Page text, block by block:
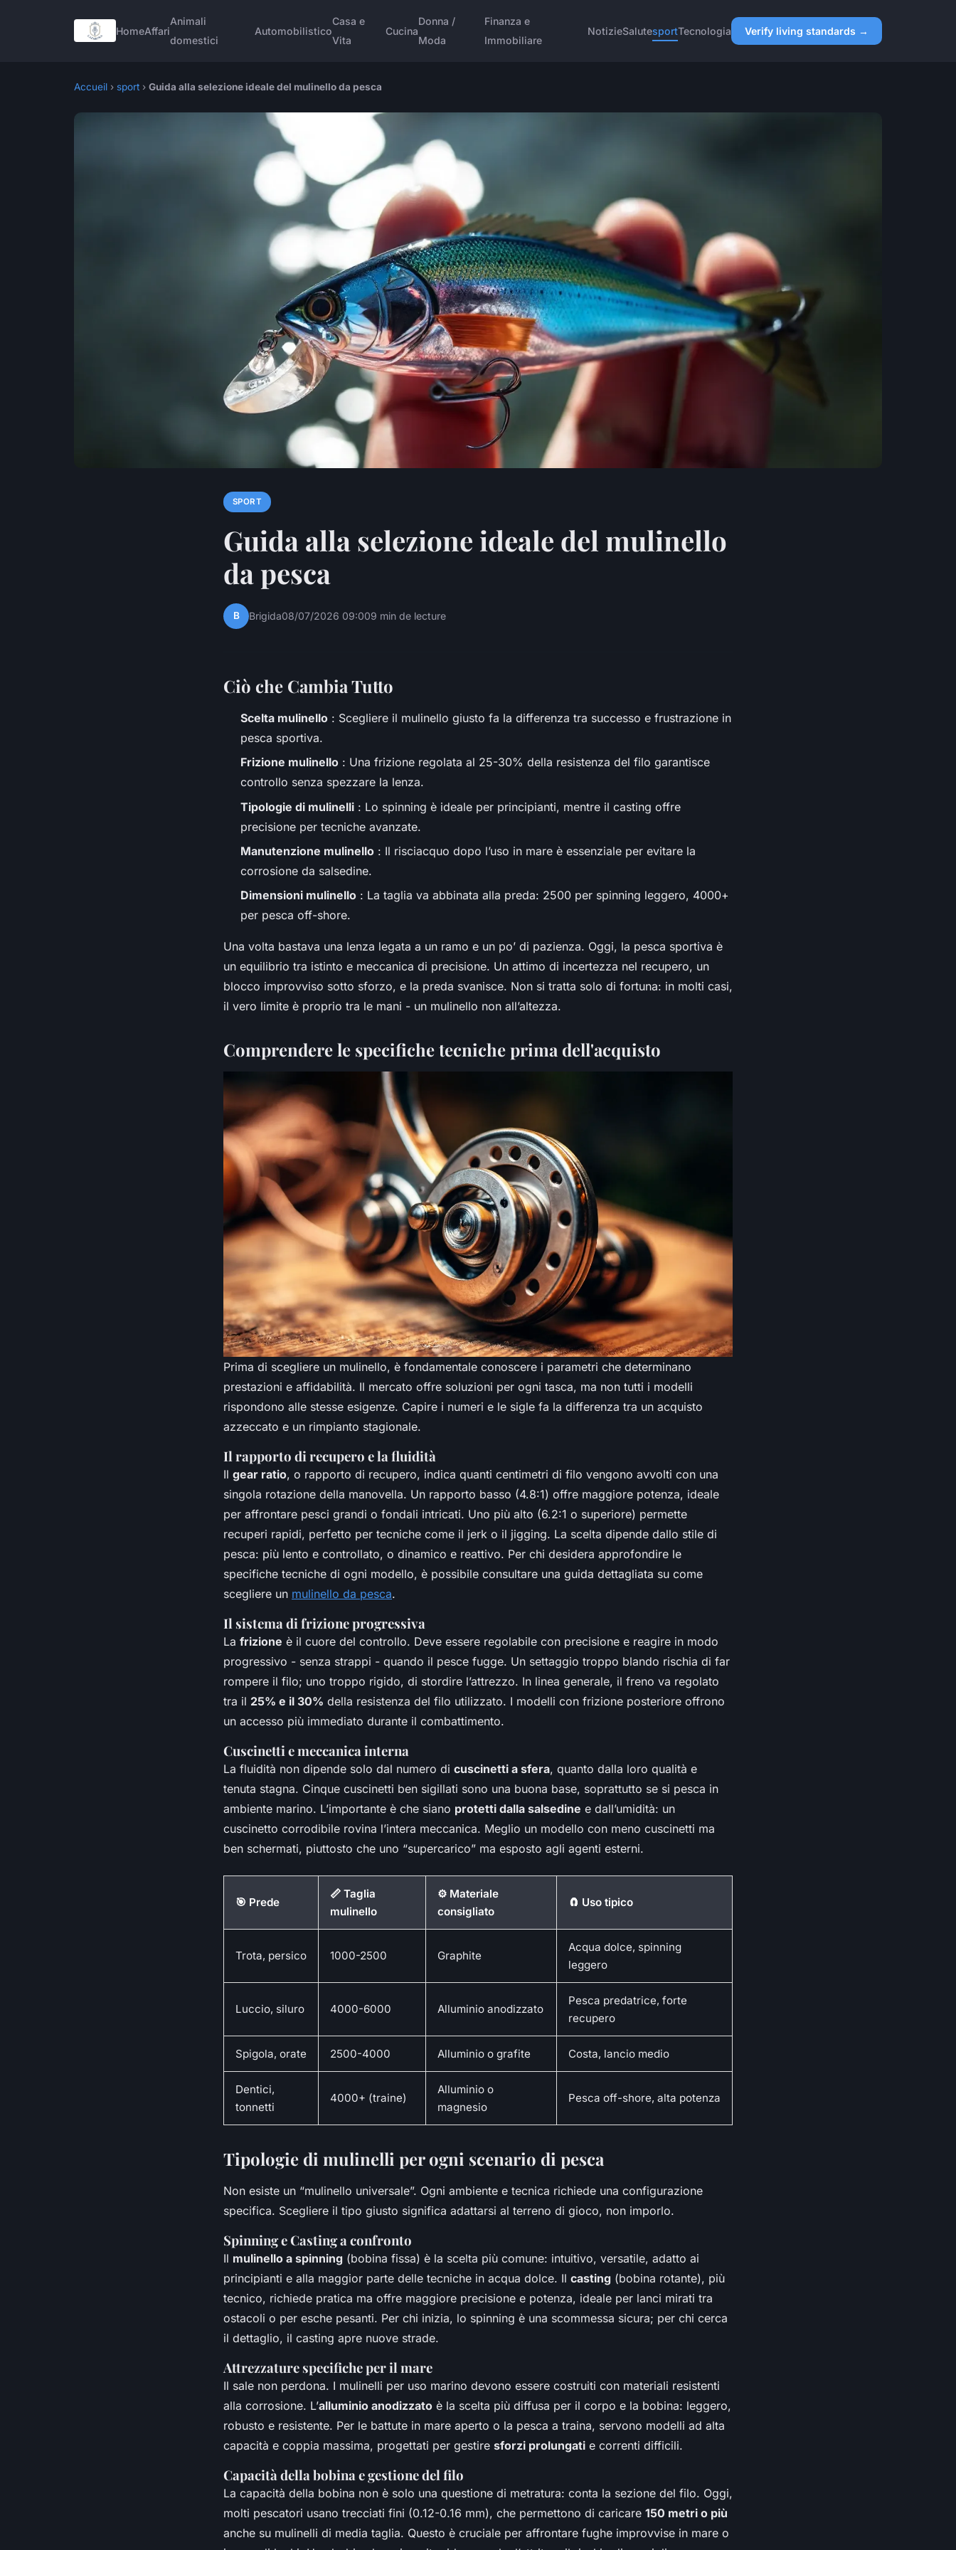
HomeAffari
Animali
domestici
Automobilistico
Casa e
Vita
Cucina
Donna /
Moda
Finanza e
Immobiliare
NotizieSalutesportTecnologia Verify living standards →
Accueil › sport › Guida alla selezione ideale del mulinello da pesca
SPORT
Guida alla selezione ideale del mulinello
da pesca
B Brigida08/07/2026 09:009 min de lecture
Ciò che Cambia Tutto
Scelta mulinello : Scegliere il mulinello giusto fa la differenza tra successo e frustrazione in
pesca sportiva.
Frizione mulinello : Una frizione regolata al 25-30% della resistenza del filo garantisce
controllo senza spezzare la lenza.
Tipologie di mulinelli : Lo spinning è ideale per principianti, mentre il casting offre
precisione per tecniche avanzate.
Manutenzione mulinello : Il risciacquo dopo l’uso in mare è essenziale per evitare la
corrosione da salsedine.
Dimensioni mulinello : La taglia va abbinata alla preda: 2500 per spinning leggero, 4000+
per pesca off-shore.
Una volta bastava una lenza legata a un ramo e un po’ di pazienza. Oggi, la pesca sportiva è
un equilibrio tra istinto e meccanica di precisione. Un attimo di incertezza nel recupero, un
blocco improvviso sotto sforzo, e la preda svanisce. Non si tratta solo di fortuna: in molti casi,
il vero limite è proprio tra le mani - un mulinello non all’altezza.
Comprendere le specifiche tecniche prima dell'acquisto
Prima di scegliere un mulinello, è fondamentale conoscere i parametri che determinano
prestazioni e affidabilità. Il mercato offre soluzioni per ogni tasca, ma non tutti i modelli
rispondono alle stesse esigenze. Capire i numeri e le sigle fa la differenza tra un acquisto
azzeccato e un rimpianto stagionale.
Il rapporto di recupero e la fluidità
Il gear ratio, o rapporto di recupero, indica quanti centimetri di filo vengono avvolti con una
singola rotazione della manovella. Un rapporto basso (4.8:1) offre maggiore potenza, ideale
per affrontare pesci grandi o fondali intricati. Uno più alto (6.2:1 o superiore) permette
recuperi rapidi, perfetto per tecniche come il jerk o il jigging. La scelta dipende dallo stile di
pesca: più lento e controllato, o dinamico e reattivo. Per chi desidera approfondire le
specifiche tecniche di ogni modello, è possibile consultare una guida dettagliata su come
scegliere un mulinello da pesca.
Il sistema di frizione progressiva
La frizione è il cuore del controllo. Deve essere regolabile con precisione e reagire in modo
progressivo - senza strappi - quando il pesce fugge. Un settaggio troppo blando rischia di far
rompere il filo; uno troppo rigido, di stordire l’attrezzo. In linea generale, il freno va regolato
tra il 25% e il 30% della resistenza del filo utilizzato. I modelli con frizione posteriore offrono
un accesso più immediato durante il combattimento.
Cuscinetti e meccanica interna
La fluidità non dipende solo dal numero di cuscinetti a sfera, quanto dalla loro qualità e
tenuta stagna. Cinque cuscinetti ben sigillati sono una buona base, soprattutto se si pesca in
ambiente marino. L’importante è che siano protetti dalla salsedine e dall’umidità: un
cuscinetto corrodibile rovina l’intera meccanica. Meglio un modello con meno cuscinetti ma
ben schermati, piuttosto che uno “supercarico” ma esposto agli agenti esterni.
🎯 Prede
📏 Taglia
mulinello
⚙️ Materiale
consigliato
🧲 Uso tipico
Trota, persico 1000-2500 Graphite
Acqua dolce, spinning
leggero
Luccio, siluro 4000-6000 Alluminio anodizzato
Pesca predatrice, forte
recupero
Spigola, orate 2500-4000 Alluminio o grafite Costa, lancio medio
Dentici,
tonnetti
4000+ (traine)
Alluminio o
magnesio
Pesca off-shore, alta potenza
Tipologie di mulinelli per ogni scenario di pesca
Non esiste un “mulinello universale”. Ogni ambiente e tecnica richiede una configurazione
specifica. Scegliere il tipo giusto significa adattarsi al terreno di gioco, non imporlo.
Spinning e Casting a confronto
Il mulinello a spinning (bobina fissa) è la scelta più comune: intuitivo, versatile, adatto ai
principianti e alla maggior parte delle tecniche in acqua dolce. Il casting (bobina rotante), più
tecnico, richiede pratica ma offre maggiore precisione e potenza, ideale per lanci mirati tra
ostacoli o per esche pesanti. Per chi inizia, lo spinning è una scommessa sicura; per chi cerca
il dettaglio, il casting apre nuove strade.
Attrezzature specifiche per il mare
Il sale non perdona. I mulinelli per uso marino devono essere costruiti con materiali resistenti
alla corrosione. L’alluminio anodizzato è la scelta più diffusa per il corpo e la bobina: leggero,
robusto e resistente. Per le battute in mare aperto o la pesca a traina, servono modelli ad alta
capacità e coppia massima, progettati per gestire sforzi prolungati e correnti difficili.
Capacità della bobina e gestione del filo
La capacità della bobina non è solo una questione di metratura: conta la sezione del filo. Oggi,
molti pescatori usano trecciati fini (0.12-0.16 mm), che permettono di caricare 150 metri o più
anche su mulinelli di media taglia. Questo è cruciale per affrontare fughe improvvise in mare o